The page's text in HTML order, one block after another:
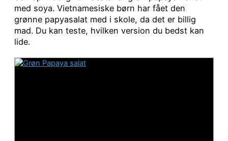
med soya. Vietnamesiske børn har fået den
grønne papyasalat med i skole, da det er billig
mad. Du kan teste, hvilken version du bedst kan
lide.